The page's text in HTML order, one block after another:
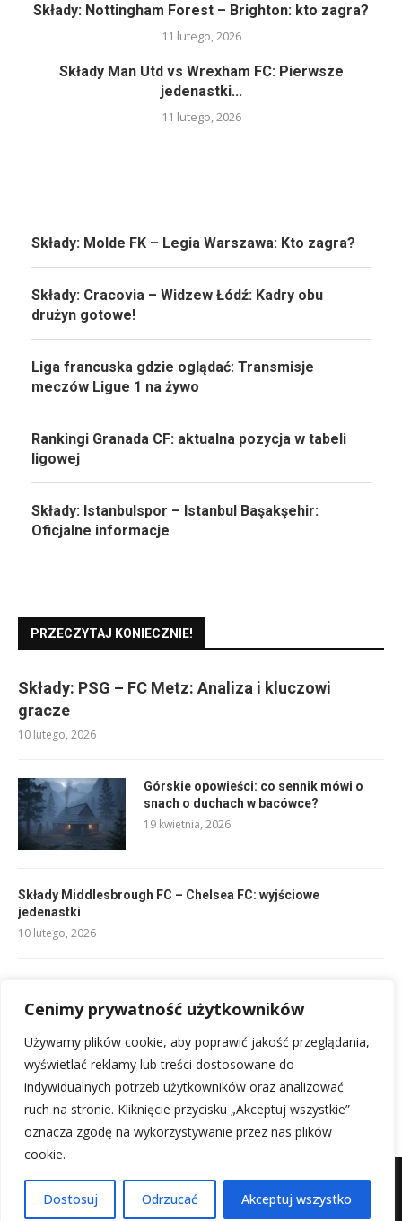
Cenimy prywatność użytkowników
Używamy plików cookie, aby poprawić jakość przeglądania,
wyświetlać reklamy lub treści dostosowane do
indywidualnych potrzeb użytkowników oraz analizować
ruch na stronie. Kliknięcie przycisku „Akceptuj wszystkie”
oznacza zgodę na wykorzystywanie przez nas plików
cookie.
Dostosuj Odrzucać Akceptuj wszystko
Składy: Nottingham Forest – Brighton: kto zagra?
11 lutego, 2026
Składy Man Utd vs Wrexham FC: Pierwsze
jedenastki...
11 lutego, 2026
Składy: Molde FK – Legia Warszawa: Kto zagra?
Składy: Cracovia – Widzew Łódź: Kadry obu
drużyn gotowe!
Liga francuska gdzie oglądać: Transmisje
meczów Ligue 1 na żywo
Rankingi Granada CF: aktualna pozycja w tabeli
ligowej
Składy: Istanbulspor – Istanbul Başakşehir:
Oficjalne informacje
PRZECZYTAJ KONIECZNIE!
Składy: PSG – FC Metz: Analiza i kluczowi
gracze
10 lutego, 2026
Górskie opowieści: co sennik mówi o
snach o duchach w bacówce?
19 kwietnia, 2026
Składy Middlesbrough FC – Chelsea FC: wyjściowe
jedenastki
10 lutego, 2026
10 lutego, 2026
Rankingi Wisła Płock: Aktualna pozycja w tabeli ligowej
11 lutego, 2026
Mapa witryny Kontakt z nami